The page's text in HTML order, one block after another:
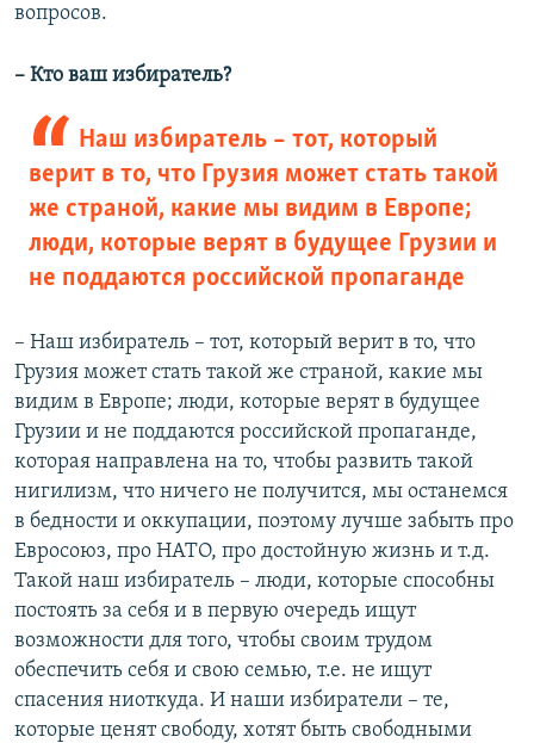
вопросов.
– Кто ваш избиратель?
Наш избиратель – тот, который
верит в то, что Грузия может стать такой
же страной, какие мы видим в Европе;
люди, которые верят в будущее Грузии и
не поддаются российской пропаганде
– Наш избиратель – тот, который верит в то, что
Грузия может стать такой же страной, какие мы
видим в Европе; люди, которые верят в будущее
Грузии и не поддаются российской пропаганде,
которая направлена на то, чтобы развить такой
нигилизм, что ничего не получится, мы останемся
в бедности и оккупации, поэтому лучше забыть про
Евросоюз, про НАТО, про достойную жизнь и т.д.
Такой наш избиратель – люди, которые способны
постоять за себя и в первую очередь ищут
возможности для того, чтобы своим трудом
обеспечить себя и свою семью, т.е. не ищут
спасения ниоткуда. И наши избиратели – те,
которые ценят свободу, хотят быть свободными